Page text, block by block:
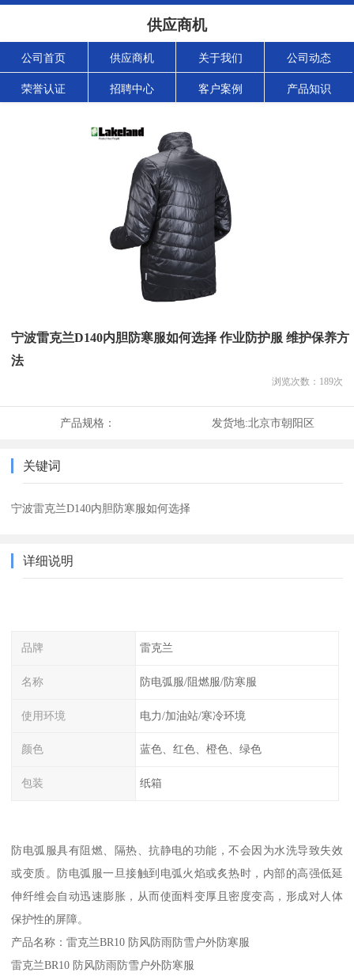
供应商机
公司首页 供应商机 关于我们 公司动态
荣誉认证 招聘中心 客户案例 产品知识
宁波雷克兰D140内胆防寒服如何选择 作业防护服 维护保养方
法
浏览次数： 189次
产品规格： 发货地:北京市朝阳区
关键词
宁波雷克兰D140内胆防寒服如何选择
详细说明
品牌 雷克兰
名称 防电弧服/阻燃服/防寒服
使用环境 电力/加油站/寒冷环境
颜色 蓝色、红色、橙色、绿色
包装 纸箱
防电弧服具有阻燃、隔热、抗静电的功能，不会因为水洗导致失效
或变质。防电弧服一旦接触到电弧火焰或炙热时，内部的高强低延
伸纤维会自动迅速膨胀，从而使面料变厚且密度变高，形成对人体
保护性的屏障。
产品名称：雷克兰BR10 防风防雨防雪户外防寒服
雷克兰BR10 防风防雨防雪户外防寒服